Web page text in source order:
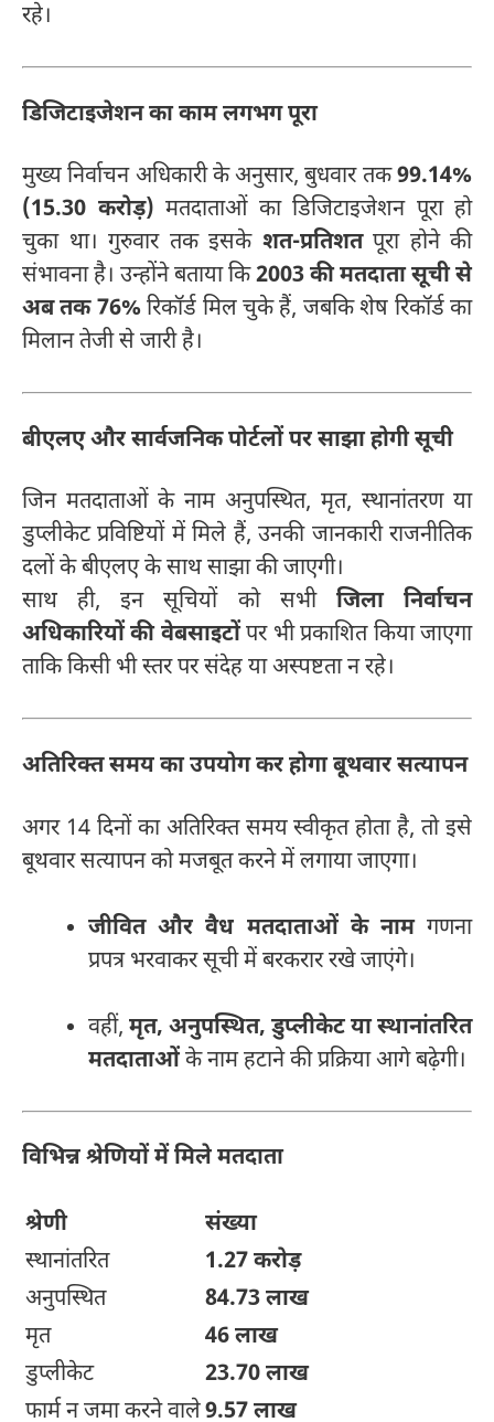
रहे।
डिजिटाइजेशन का काम लगभग पूरा
मुख्य निर्वाचन अधिकारी के अनुसार, बुधवार तक99.14%
(15.30 करोड़) मतदाताओं का डिजिटाइजेशन पूरा हो
चुका था। गुरुवार तक इसके शत-प्रतिशतपूरा होने की
संभावना है। उन्होंने बताया कि2003 की मतदाता सूची से
अब तक 76%रिकॉर्ड मिल चुके हैं, जबकि शेष रिकॉर्ड का
मिलान तेजी से जारी है।
बीएलए और सार्वजनिक पोर्टलों पर साझा होगी सूची
जिन मतदाताओं के नाम अनुपस्थित, मृत, स्थानांतरण या
डुप्लीकेट प्रविष्टियों में मिले हैं, उनकी जानकारी राजनीतिक
दलों के बीएलए के साथ साझा की जाएगी।
साथ ही, इन सूचियों को सभी जिला निर्वाचन
अधिकारियों की वेबसाइटोंपर भी प्रकाशित किया जाएगा
ताकि किसी भी स्तर पर संदेह या अस्पष्टता न रहे।
अतिरिक्त समय का उपयोग कर होगा बूथवार सत्यापन
अगर 14 दिनों का अतिरिक्त समय स्वीकृत होता है, तो इसे
बूथवार सत्यापन को मजबूत करने में लगाया जाएगा।
जीवित और वैध मतदाताओं के नामगणना
प्रपत्र भरवाकर सूची में बरकरार रखे जाएंगे।
वहीं, मृत, अनुपस्थित, डुप्लीकेट या स्थानांतरित
मतदाताओंके नाम हटाने की प्रक्रिया आगे बढ़ेगी।
विभिन्न श्रेणियों में मिले मतदाता
श्रेणी
संख्या
स्थानांतरित
1.27 करोड़
अनुपस्थित
84.73 लाख
मृत
46 लाख
डुप्लीकेट
23.70 लाख
फार्म न जमा करने वाले9.57 लाख